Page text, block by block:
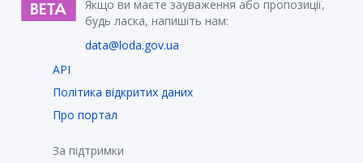
Якщо ви маєте зауваження або пропозиції,
будь ласка, напишіть нам:
data@loda.gov.ua
API
Політика відкритих даних
Про портал
За підтримки